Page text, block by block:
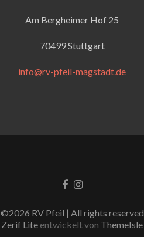
Am Bergheimer Hof 25
70499 Stuttgart
info@rv-pfeil-magstadt.de
Facebook-
Instagram
©2026 RV Pfeil | All rights reserved
Zerif Lite entwickelt von ThemeIsle